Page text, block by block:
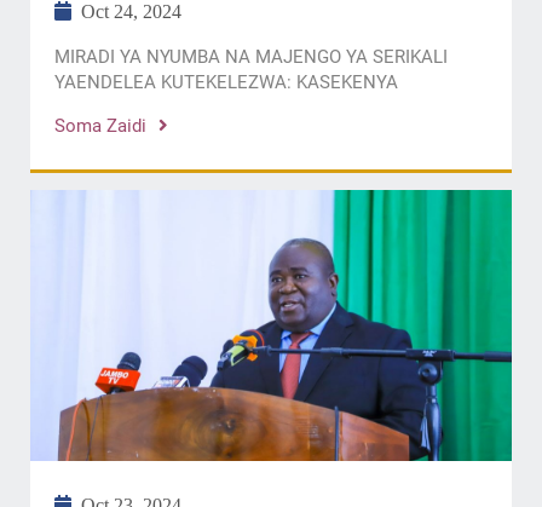
Oct 24, 2024
MIRADI YA NYUMBA NA MAJENGO YA SERIKALI
YAENDELEA KUTEKELEZWA: KASEKENYA
Soma Zaidi